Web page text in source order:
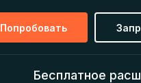
Попробовать
Бесплатное